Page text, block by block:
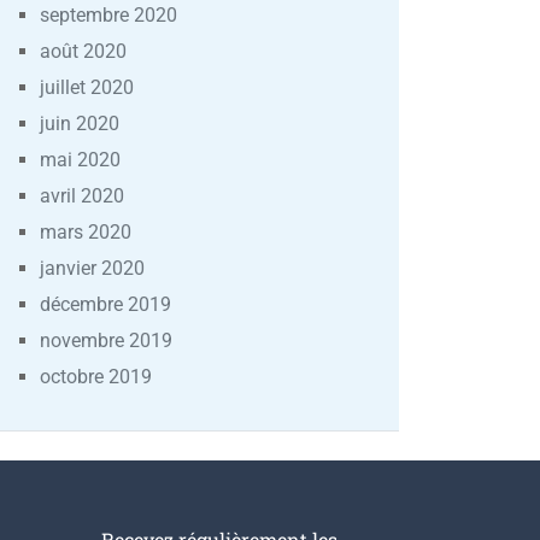
septembre 2020
août 2020
juillet 2020
juin 2020
mai 2020
avril 2020
mars 2020
janvier 2020
décembre 2019
novembre 2019
octobre 2019